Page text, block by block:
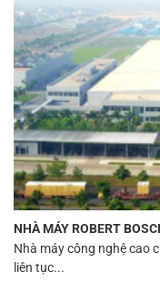
NHÀ MÁY ROBERT
Nhà máy công nghệ cao
liên tục...